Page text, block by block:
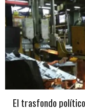
El trasfondo